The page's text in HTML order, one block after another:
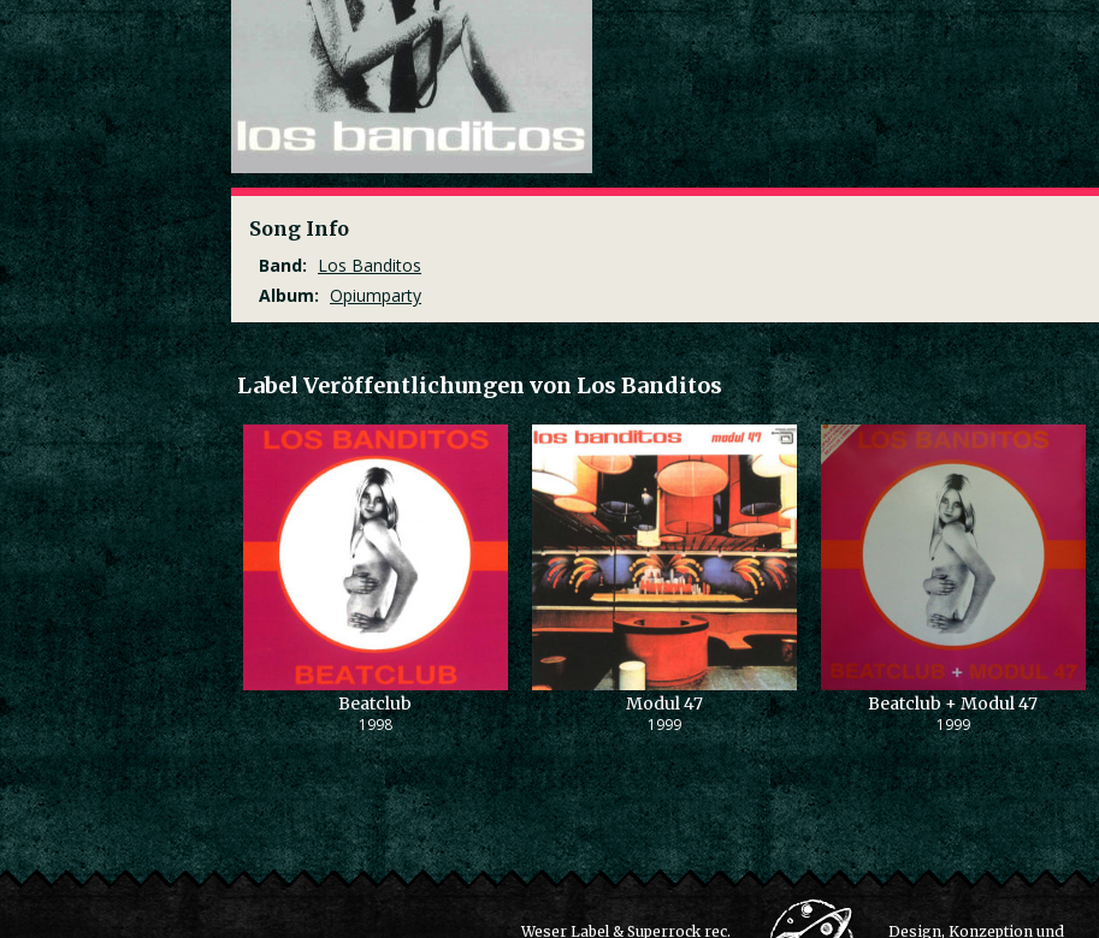
Song Info
Band: Los Banditos
Album: Opiumparty
Label Veröffentlichungen von Los Banditos
Beatclub
1998
Modul 47
1999
Beatclub + Modul 47
1999
Weser Label & Superrock rec. Design, Konzeption und